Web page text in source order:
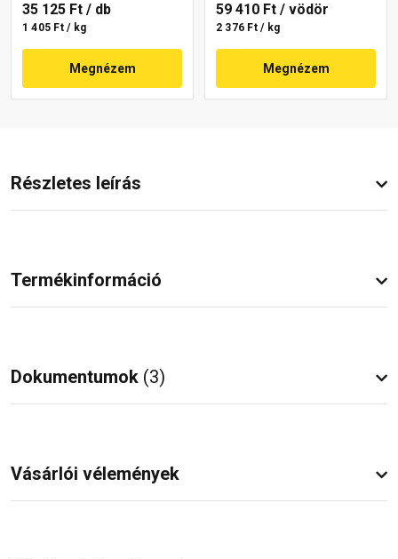
35 125 Ft / db
1 405 Ft / kg
Megnézem
59 410 Ft / vödör
2 376 Ft / kg
Megnézem
Részletes leírás
Termékinformáció
Dokumentumok (3)
Vásárlói vélemények